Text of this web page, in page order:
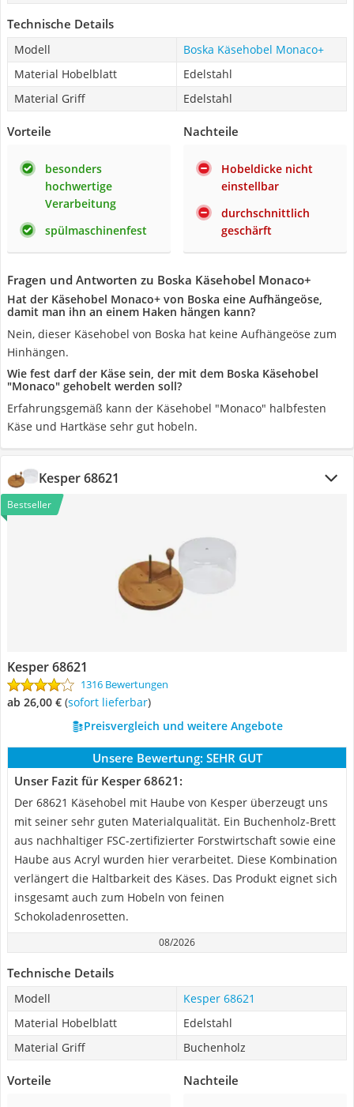
Technische Details
Modell
Boska Käsehobel Monaco+
Material Hobelblatt
Edelstahl
Material Griff
Edelstahl
Vorteile
besonders
hochwertige
Verarbeitung
spülmaschinenfest
Nachteile
Hobeldicke nicht
einstellbar
durchschnittlich
geschärft
Fragen und Antworten zu Boska Käsehobel Monaco+
Hat der Käsehobel Monaco+ von Boska eine Aufhängeöse,
damit man ihn an einem Haken hängen kann?
Nein, dieser Käsehobel von Boska hat keine Aufhängeöse zum
Hinhängen.
Wie fest darf der Käse sein, der mit dem Boska Käsehobel
"Monaco" gehobelt werden soll?
Erfahrungsgemäß kann der Käsehobel "Monaco" halbfesten
Käse und Hartkäse sehr gut hobeln.
Kesper 68621
Bestseller
Kesper 68621
1316 Bewertungen
ab 26,00 € ( Sofort lieferbar)
Preisvergleich und weitere Angebote
Unsere Bewertung: SEHR GUT
Unser Fazit für Kesper 68621:
Der 68621 Käsehobel mit Haube von Kesper überzeugt uns
mit seiner sehr guten Materialqualität. Ein Buchenholz-Brett
aus nachhaltiger FSC-zertifizierter Forstwirtschaft sowie eine
Haube aus Acryl wurden hier verarbeitet. Diese Kombination
verlängert die Haltbarkeit des Käses. Das Produkt eignet sich
insgesamt auch zum Hobeln von feinen
Schokoladenrosetten.
08/2026
Technische Details
Modell
Kesper 68621
Material Hobelblatt
Edelstahl
Material Griff
Buchenholz
Vorteile Nachteile